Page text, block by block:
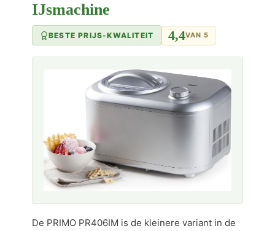
IJsmachine
BESTE PRIJS-KWALITEIT 4,4VAN 5
De PRIMO PR406IM is de kleinere variant in de